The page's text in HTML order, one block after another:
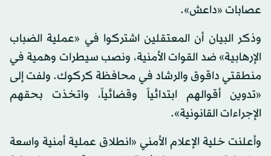
عصابات «داعش».
وذكر البيان أن المعتقلين اشتركوا في «عملية الضباب
الإرهابية» ضد القوات الأمنية، ونصب سيطرات وهمية في
منطقتي داقوق والرشاد في محافظة كركوك. ولفت إلى
«تدوين أقوالهم ابتدائياً وقضائياً، واتخذت بحقهم
الإجراءات القانونية».
وأعلنت خلية الإعلام الأمني «انطلاق عملية أمنية واسعة